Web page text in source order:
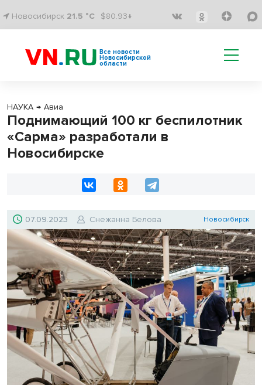
Новосибирск 21.5 °C $80.93↓
Все новости
Новосибирской
области
НАУКА → Авиа
Поднимающий 100 кг беспилотник
«Сарма» разработали в
Новосибирске
07.09.2023 Снежанна Белова Новосибирск